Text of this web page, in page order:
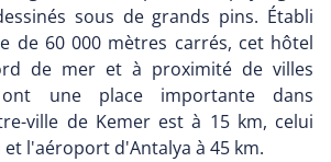
sous de grands pins. Établi
de 60 000 mètres carrés, cet hôtel
de mer et à proximité de villes
une place importante dans
ville de Kemer est à 15 km, celui
et l'aéroport d'Antalya à 45 km.